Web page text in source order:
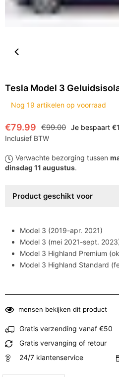
Tesla Model 3
Nog 19 artikelen op voorraad
Normale
prijs
€79.99 €99.00 Je bespaart
Inclusief BTW
Verwachte bezorging tussen
dinsdag 11 augustus.
Product geschikt voor
Model 3 (2019-apr. 2021)
Model 3 (mei 2021-sept.
Model 3 Highland Premium
Model 3 Highland Standard
mensen bekijken dit product
Gratis verzending vanaf €50
Gratis vervanging of retour
24/7 klantenservice